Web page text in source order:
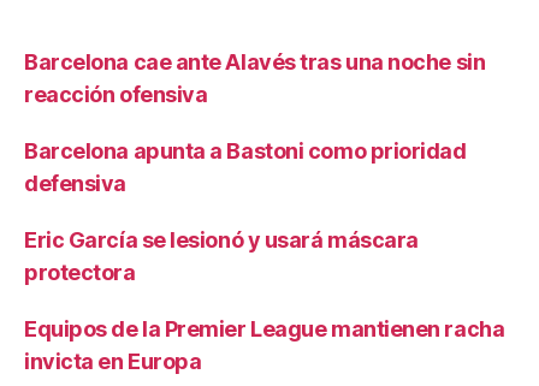
Barcelona cae ante Alavés tras una noche sin
reacción ofensiva
Barcelona apunta a Bastoni como prioridad
defensiva
Eric García se lesionó y usará máscara
protectora
Equipos de la Premier League mantienen racha
invicta en Europa